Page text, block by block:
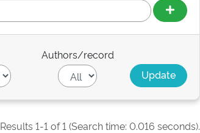
Authors/record
Results 1-1 of 1 (Search time: 0.016 seconds).